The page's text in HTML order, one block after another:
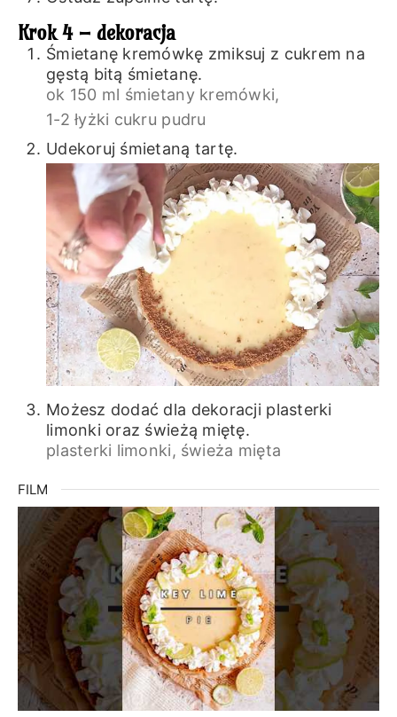
Krok 4 – dekoracja
Śmietanę kremówkę zmiksuj z cukrem na
gęstą bitą śmietanę.
ok 150 ml śmietany kremówki,
1-2 łyżki cukru pudru
Udekoruj śmietaną tartę.
Możesz dodać dla dekoracji plasterki
limonki oraz świeżą miętę.
plasterki limonki, świeża mięta
FILM